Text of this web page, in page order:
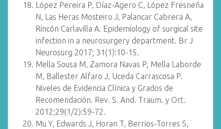
López Pereira P, Díaz-Agero C, López Fresneña
N, Las Heras Mosteiro J, Palancar Cabrera A,
Rincón Carlavilla A. Epidemiology of surgical site
infection in a neurosurgery department. Br J
Neurosurg 2017; 31(1):10-15.
Mella Sousa M, Zamora Navas P, Mella Laborde
M, Ballester Alfaro J, Uceda Carrascosa P.
Niveles de Evidencia Clínica y Grados de
Recomendación. Rev. S. And. Traum. y Ort.
2012;29(1/2):59-72.
Mu Y, Edwards J, Horan T, Berrios-Torres S,